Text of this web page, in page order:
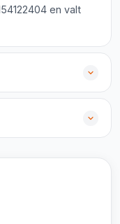
en valt